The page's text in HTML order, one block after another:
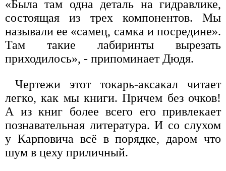
«Была там одна деталь на гидравлике,
состоящая из трех компонентов. Мы
называли ее «самец, самка и посредине».
Там такие лабиринты вырезать
приходилось», - припоминает Дюдя.
Чертежи этот токарь-аксакал читает
легко, как мы книги. Причем без очков!
А из книг более всего его привлекает
познавательная литература. И со слухом
у Карповича всё в порядке, даром что
шум в цеху приличный.